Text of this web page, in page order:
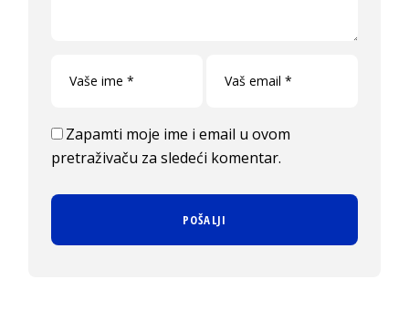
Zapamti moje ime i email u ovom
pretraživaču za sledeći komentar.